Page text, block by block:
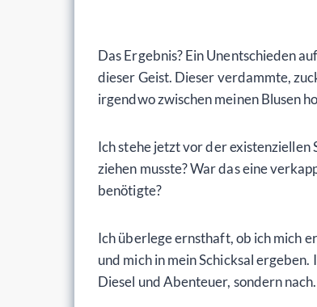
Das Ergebnis? Ein Unentschieden
dieser Geist. Dieser verdammte,
irgendwo zwischen meinen Blusen
Ich stehe jetzt vor der existenziellen
ziehen musste? War das eine
benötigte?
Ich überlege ernsthaft, ob ich mich
und mich in mein Schicksal
Diesel und Abenteuer, sondern